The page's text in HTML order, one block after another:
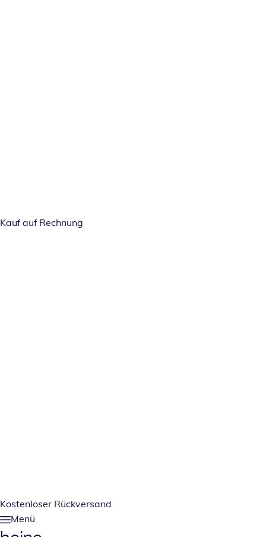
Kauf auf Rechnung
Kostenloser Rückversand
Menü